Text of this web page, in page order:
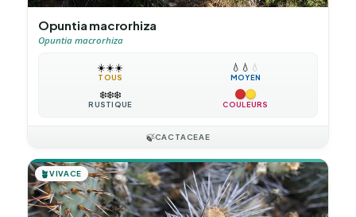
Opuntia macrorhiza
Opuntia macrorhiza
☀️☀️☀️
TOUS
💧 💧 💧
MOYEN
❄️❄️❄️
RUSTIQUE COULEURS
🍃CACTACEAE
🪴VIVACE